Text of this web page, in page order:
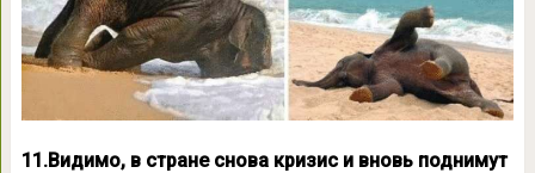
11.Видимо, в стране снова кризис и вновь поднимут